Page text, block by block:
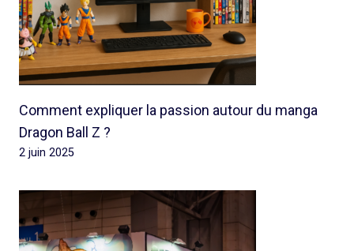
Comment expliquer la passion autour du manga
Dragon Ball Z ?
2 juin 2025